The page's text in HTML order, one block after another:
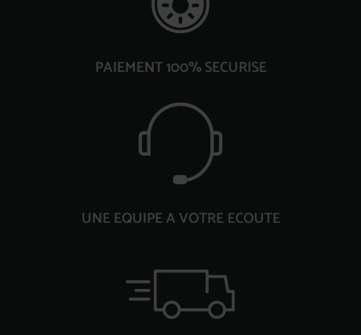
PAIEMENT 100% SECURISE
UNE EQUIPE A VOTRE ECOUTE